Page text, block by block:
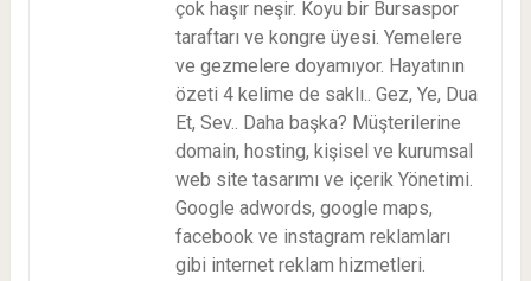
çok haşır neşir. Koyu bir Bursaspor
taraftarı ve kongre üyesi. Yemelere
ve gezmelere doyamıyor. Hayatının
özeti 4 kelime de saklı.. Gez, Ye, Dua
Et, Sev.. Daha başka? Müşterilerine
domain, hosting, kişisel ve kurumsal
web site tasarımı ve içerik Yönetimi.
Google adwords, google maps,
facebook ve instagram reklamları
gibi internet reklam hizmetleri.